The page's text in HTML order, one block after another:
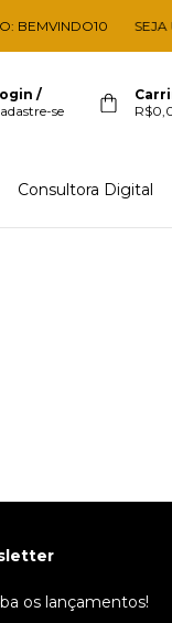
BEMVINDO10 SEJA
/
se
Consultora Digital
os lançamentos!